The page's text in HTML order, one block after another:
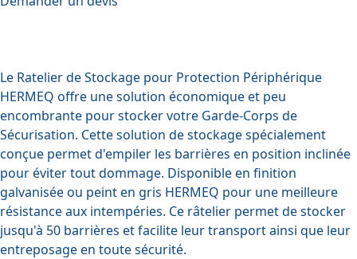
Le Ratelier de Stockage pour Protection Périphérique
HERMEQ offre une solution économique et peu
encombrante pour stocker votre Garde-Corps de
Sécurisation. Cette solution de stockage spécialement
conçue permet d'empiler les barrières en position inclinée
pour éviter tout dommage. Disponible en finition
galvanisée ou peint en gris HERMEQ pour une meilleure
résistance aux intempéries. Ce râtelier permet de stocker
jusqu'à 50 barrières et facilite leur transport ainsi que leur
entreposage en toute sécurité.